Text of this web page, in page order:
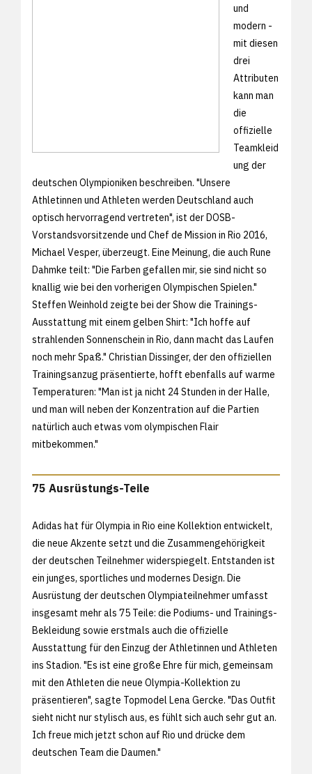
und
modern -
mit diesen
drei
Attributen
kann man
die
offizielle
Teamkleid
ung der
deutschen Olympioniken beschreiben. "Unsere
Athletinnen und Athleten werden Deutschland auch
optisch hervorragend vertreten", ist der DOSB-
Vorstandsvorsitzende und Chef de Mission in Rio 2016,
Michael Vesper, überzeugt. Eine Meinung, die auch Rune
Dahmke teilt: "Die Farben gefallen mir, sie sind nicht so
knallig wie bei den vorherigen Olympischen Spielen."
Steffen Weinhold zeigte bei der Show die Trainings-
Ausstattung mit einem gelben Shirt: "Ich hoffe auf
strahlenden Sonnenschein in Rio, dann macht das Laufen
noch mehr Spaß." Christian Dissinger, der den offiziellen
Trainingsanzug präsentierte, hofft ebenfalls auf warme
Temperaturen: "Man ist ja nicht 24 Stunden in der Halle,
und man will neben der Konzentration auf die Partien
natürlich auch etwas vom olympischen Flair
mitbekommen."
75 Ausrüstungs-Teile
Adidas hat für Olympia in Rio eine Kollektion entwickelt,
die neue Akzente setzt und die Zusammengehörigkeit
der deutschen Teilnehmer widerspiegelt. Entstanden ist
ein junges, sportliches und modernes Design. Die
Ausrüstung der deutschen Olympiateilnehmer umfasst
insgesamt mehr als 75 Teile: die Podiums- und Trainings-
Bekleidung sowie erstmals auch die offizielle
Ausstattung für den Einzug der Athletinnen und Athleten
ins Stadion. "Es ist eine große Ehre für mich, gemeinsam
mit den Athleten die neue Olympia-Kollektion zu
präsentieren", sagte Topmodel Lena Gercke. "Das Outfit
sieht nicht nur stylisch aus, es fühlt sich auch sehr gut an.
Ich freue mich jetzt schon auf Rio und drücke dem
deutschen Team die Daumen."